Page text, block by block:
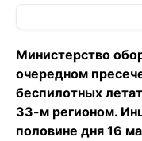
Министерство
очередном
беспилотных
33-м регионом.
половине дня 16